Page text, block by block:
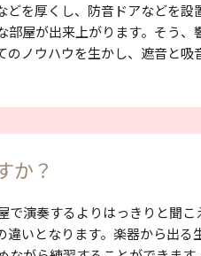
を厚くし、防音ドアなどを設
屋が出来上がります。そう、
ノウハウを生かし、遮音と吸
か？
演奏するよりはっきりと聞こ
いとなります。楽器から出る